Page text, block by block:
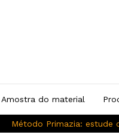
Método Primazia: estude
Amostra do material